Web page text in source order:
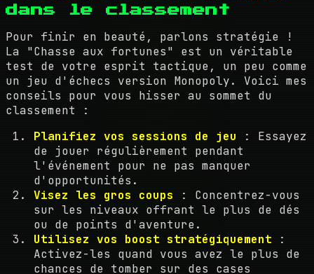
dans le classement
Pour finir en beauté, parlons stratégie !
La "Chasse aux fortunes" est un véritable
test de votre esprit tactique, un peu comme
un jeu d'échecs version Monopoly. Voici mes
conseils pour vous hisser au sommet du
classement :
Planifiez vos sessions de jeu : Essayez
de jouer régulièrement pendant
l'événement pour ne pas manquer
d'opportunités.
Visez les gros coups : Concentrez-vous
sur les niveaux offrant le plus de dés
ou de points d'aventure.
Utilisez vos boost stratégiquement :
Activez-les quand vous avez le plus de
chances de tomber sur des cases